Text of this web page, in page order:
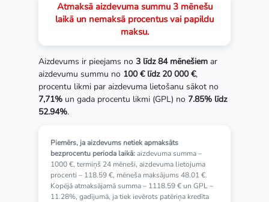
Atmaksā aizdevuma summu 3 mēnešu
laikā un nemaksā procentus vai papildu
maksu.
Aizdevums ir pieejams no 3 līdz 84 mēnešiem ar
aizdevumu summu no 100 € līdz 20 000 €,
procentu likmi par aizdevuma lietošanu sākot no
7,71% un gada procentu likmi (GPL) no 7.85% līdz
52.94%.
Piemērs, ja aizdevums netiek apmaksāts
bezprocentu perioda laikā:aizdevuma summa –
1000 €, termiņš 24 mēneši, aizdevuma lietojuma
procenti – 118.59 €, mēneša maksājums 48.01 €.
Kopējā atmaksājamā summa – 1118.59 € un GPL –
11.28%, gadījumā, ja tiek ievērots patēriņa kredīta